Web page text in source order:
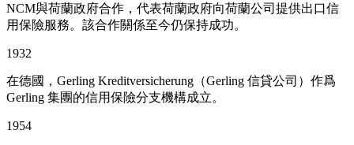
NCM與荷蘭政府合作，代表荷蘭政府向荷蘭公司提供出口信
用保險服務。該合作關係至今仍保持成功。
1932
在德國，Gerling Kreditversicherung（Gerling 信貸公司）作爲
Gerling 集團的信用保險分支機構成立。
1954